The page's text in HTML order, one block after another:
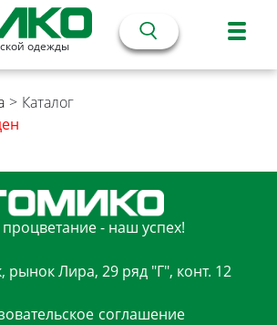
одежды
> Каталог
- наш успех!
рынок Лира, 29 ряд "Г", конт. 12
соглашение